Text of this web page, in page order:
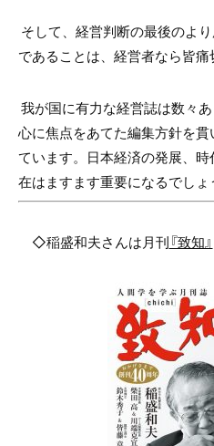
そして、経営判断の最後のよ
であることは、経営者なら皆痛
我が国に有力な経営誌は数々
心に焦点をあてた編集方針を貫
ています。日本経済の発展、時
在はますます重要になるでしょ
◇稲盛和夫さんは月刊『致知』